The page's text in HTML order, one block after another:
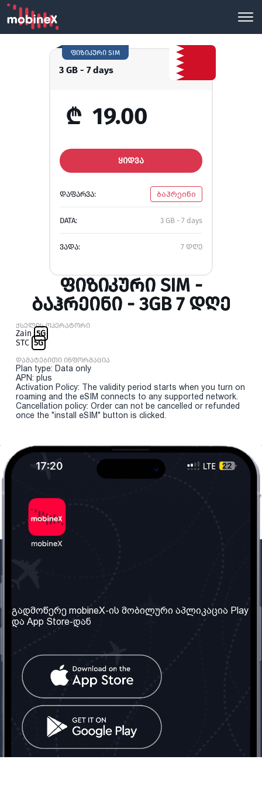
3 GB - 7 days
ფიზიკური SIM
₾ 19.00
ᲧᲘᲓᲕᲐ
ᲓᲐᲤᲐᲠᲕᲐ: ბაჰრეინი
DATA: 3 GB - 7 days
ᲕᲐᲓᲐ: 7 დღე
ᲤᲘᲖᲘᲙᲣᲠᲘ SIM -
ᲑᲐᲰᲠᲔᲘᲜᲘ - 3GB 7 ᲓᲦᲔ
ქსელის ოპერატორი
Zain 5G
STC 5G
დამატებითი ინფორმაცია
Plan type: Data only
APN: plus
Activation Policy: The validity period starts when you turn on
roaming and the eSIM connects to any supported network.
Cancellation policy: Order can not be cancelled or refunded
once the "install eSIM" button is clicked.
ჩვენ შესახებ
ჩვენი სერვისები
წესები და პირობები
კითხვები
კონტაქტი
საქართველო: თბილისი
ტელ: 032 2 04 00 50
ელ. ფოსტა:
info@mobinex.ge
სოციალური ქსელი
გადმოწერე mobineX-ის მობილური აპლიკაცია Play
და App Store-დან